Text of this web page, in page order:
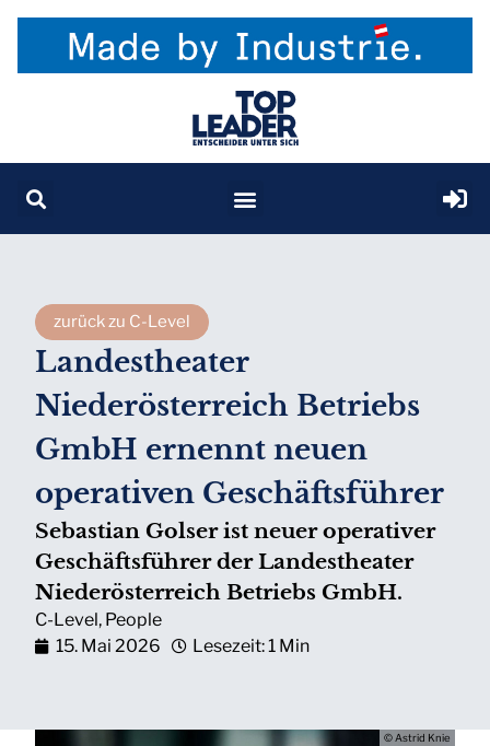
zurück zu C-Level
Landestheater
Niederösterreich Betriebs
GmbH ernennt neuen
operativen Geschäftsführer
Sebastian Golser ist neuer operativer
Geschäftsführer der Landestheater
Niederösterreich Betriebs GmbH.
C-Level, People
15. Mai 2026
Lesezeit: 1 Min
© Astrid Knie